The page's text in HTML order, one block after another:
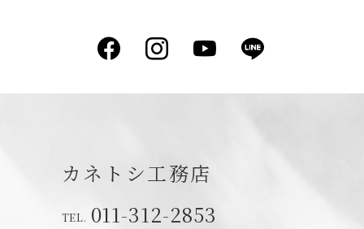
Facebook
Instagram
YouTube
カネトシ工務店
011-312-2853